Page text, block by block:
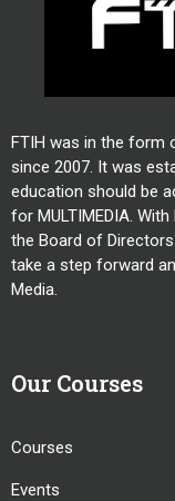
FTIH was in the form
since 2007. It was
education should be
for MULTIMEDIA.
the Board of
take a step forward
Media.
Our Courses
Courses
Events